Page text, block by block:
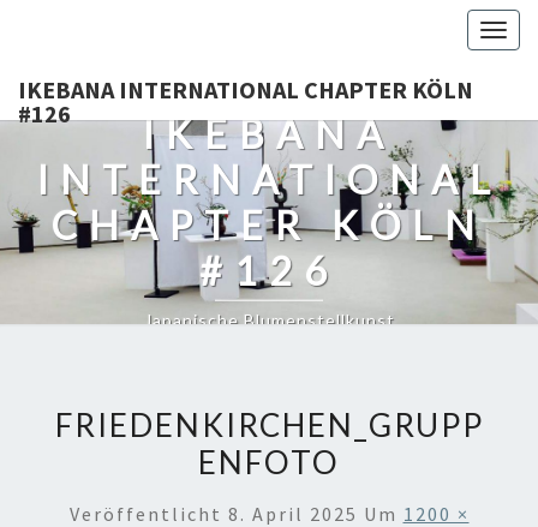
IKEBANA INTERNATIONAL CHAPTER KÖLN
#126
IKEBANA
INTERNATIONAL
CHAPTER KÖLN
#126
Japanische Blumenstellkunst
FRIEDENKIRCHEN_GRUPP
ENFOTO
Veröffentlicht 8. April 2025 Um 1200 ×